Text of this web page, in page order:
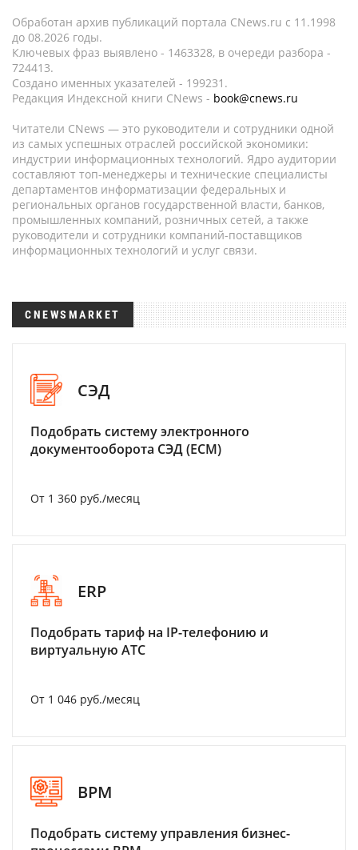
Обработан архив публикаций портала CNews.ru c 11.1998
до 08.2026 годы.
Ключевых фраз выявлено - 1463328, в очереди разбора -
724413.
Создано именных указателей - 199231.
Редакция Индексной книги CNews - book@cnews.ru
Читатели CNews — это руководители и сотрудники одной
из самых успешных отраслей российской экономики:
индустрии информационных технологий. Ядро аудитории
составляют топ-менеджеры и технические специалисты
департаментов информатизации федеральных и
региональных органов государственной власти, банков,
промышленных компаний, розничных сетей, а также
руководители и сотрудники компаний-поставщиков
информационных технологий и услуг связи.
CNEWSMARKET
СЭД
Подобрать систему электронного
документооборота СЭД (ECM)
От 1 360 руб./месяц
ERP
Подобрать тариф на IP-телефонию и
виртуальную АТС
От 1 046 руб./месяц
BPM
Подобрать систему управления бизнес-